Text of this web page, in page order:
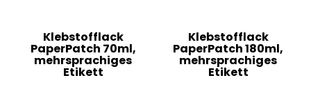
Klebstofflack
PaperPatch 70ml,
mehrsprachiges
Etikett
Klebstofflack
PaperPatch 180ml,
mehrsprachiges
Etikett